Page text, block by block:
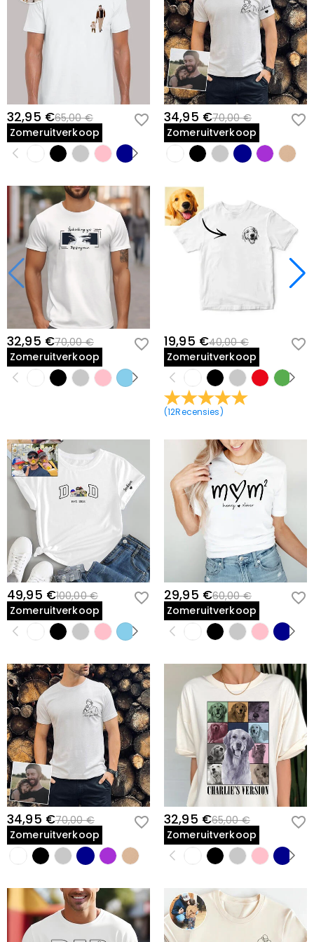
32,95 €65,00 €
Zomeruitverkoop
34,95 €70,00 €
Zomeruitverkoop
32,95 €70,00 €
Zomeruitverkoop
19,95 €40,00 €
Zomeruitverkoop
(12Recensies)
49,95 €100,00 €
Zomeruitverkoop
29,95 €60,00 €
Zomeruitverkoop
34,95 €70,00 €
Zomeruitverkoop
32,95 €65,00 €
Zomeruitverkoop